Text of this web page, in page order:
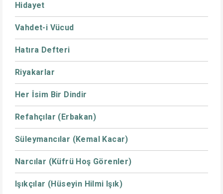
Hidayet
Vahdet-i Vücud
Hatıra Defteri
Riyakarlar
Her İsim Bir Dindir
Refahçılar (Erbakan)
Süleymancılar (Kemal Kacar)
Narcılar (Küfrü Hoş Görenler)
Işıkçılar (Hüseyin Hilmi Işık)